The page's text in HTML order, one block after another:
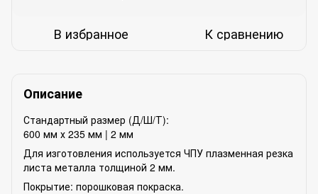
В избранное К сравнению
Описание
Стандартный размер (Д/Ш/Т):
600 мм х 235 мм | 2 мм
Для изготовления используется ЧПУ плазменная резка
листа металла толщиной 2 мм.
Покрытие: порошковая покраска.